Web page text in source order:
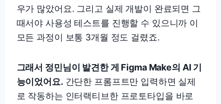
우가 많았어요. 그리고 실제 개발이 완료되면 그
때서야 사용성 테스트를 진행할 수 있으니까 이
모든 과정이 보통 3개월 정도 걸렸죠.
그래서 정민님이 발견한 게 Figma Make의 AI 기
능이었어요. 간단한 프롬프트만 입력하면 실제
로 작동하는 인터랙티브한 프로토타입을 바로